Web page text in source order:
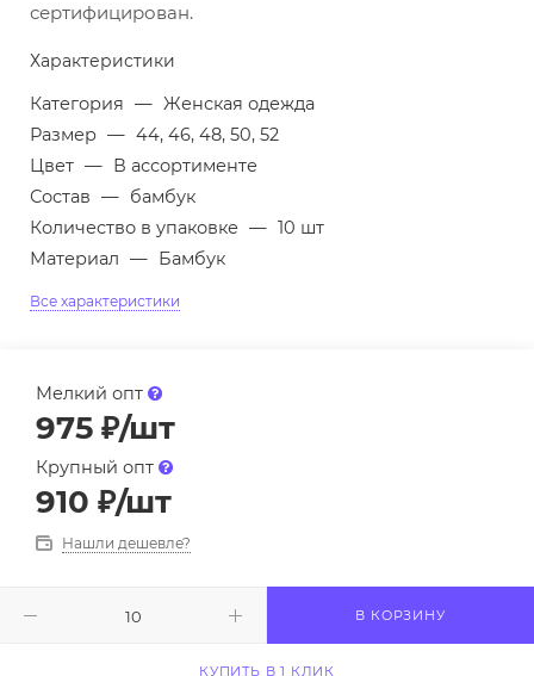
сертифицирован.
Характеристики
Категория — Женская одежда
Размер — 44, 46, 48, 50, 52
Цвет — В ассортименте
Состав — бамбук
Количество в упаковке — 10 шт
Материал — Бамбук
Все характеристики
Мелкий опт
975 ₽/шт
Крупный опт
910 ₽/шт
Нашли дешевле?
В КОРЗИНУ
КУПИТЬ В 1 КЛИК